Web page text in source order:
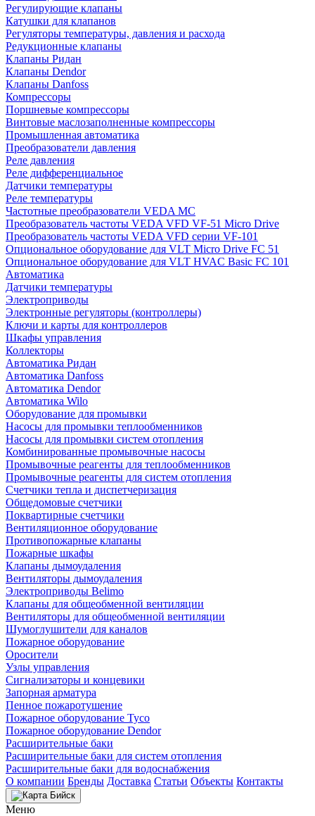
Регулирующие клапаны
Катушки для клапанов
Регуляторы температуры, давления и расхода
Редукционные клапаны
Клапаны Ридан
Клапаны Dendor
Клапаны Danfoss
Компрессоры
Поршневые компрессоры
Винтовые маслозаполненные компрессоры
Промышленная автоматика
Преобразователи давления
Реле давления
Реле дифференциальное
Датчики температуры
Реле температуры
Частотные преобразователи VEDA MC
Преобразователь частоты VEDA VFD VF-51 Micro Drive
Преобразователь частоты VEDA VFD серии VF-101
Опциональное оборудование для VLT Micro Drive FC 51
Опциональное оборудование для VLT HVAC Basic FC 101
Автоматика
Датчики температуры
Электроприводы
Электронные регуляторы (контроллеры)
Ключи и карты для контроллеров
Шкафы управления
Коллекторы
Автоматика Ридан
Автоматика Danfoss
Автоматика Dendor
Автоматика Wilo
Оборудование для промывки
Насосы для промывки теплообменников
Насосы для промывки систем отопления
Комбинированные промывочные насосы
Промывочные реагенты для теплообменников
Промывочные реагенты для систем отопления
Счетчики тепла и диспетчеризация
Общедомовые счетчики
Поквартирные счетчики
Вентиляционное оборудование
Противопожарные клапаны
Пожарные шкафы
Клапаны дымоудаления
Вентиляторы дымоудаления
Электроприводы Belimo
Клапаны для общеобменной вентиляции
Вентиляторы для общеобменной вентиляции
Шумоглушители для каналов
Пожарное оборудование
Оросители
Узлы управления
Сигнализаторы и концевики
Запорная арматура
Пенное пожаротушение
Пожарное оборудование Tyco
Пожарное оборудование Dendor
Расширительные баки
Расширительные баки для систем отопления
Расширительные баки для водоснабжения
О компании Бренды Доставка Статьи Объекты Контакты
Бийск
Меню